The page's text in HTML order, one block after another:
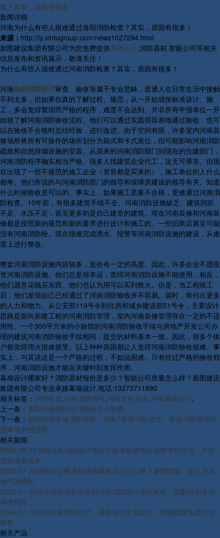
查？其实，原因有很多！
新闻详细
河南为什么有些人很难通过洛阳消防检查？其实，原因有很多！
来源： http://ly.xintugroup.com/news1027294.html
新图建设集团有限公司为您免费提供幕墙设计,消防器材,智能公司等相关
信息发布和资讯展示，敬请关注！
为什么有些人很难通过河南消防检查？其实，原因有很多！
河南洛阳消防设计审查、验收等属于专业范畴，普通人在日常生活中接触
不到太多，但如果你真的了解过程、规范，从一开始就按标准设计、施
工，多会觉得繁琐而严格的程序，难度不会达到。并非所有申报单位一开
始就了解河南消防验收流程。他们可以通过实践很容易地通过验收，也可
以在验收不合格时总结经验，进行改进。由于空间有限，许多室内河南装
修场所将所有可操作的场所划分为箱式和卡式座位，但可能影响河南消防
疏散和自然排烟设施的安装。从原来的河南消防部门到现在的住建部门，
河南消防程序确实相当严格。很多人找建筑企业代工，这无可厚非。但现
在出现了一些不规范的施工企业（资质都是买来的），施工单位的人什么
都夸。他们所说的与河南消防部门的领导和保障房建设的领导有关。知道
什么时候验收是可以的。事实上，如果施工质量不合格，更难通过河南消
防检查。10年前，有很多建筑手续不全、河南消防设施缺乏、建筑间距
不足、水压不足，甚至更多的是自己建造的建筑。现在河南装修和河南装
修都是按照新的规范和新的要求进行设计和施工的。一些旧商店甚至可能
没有河南消防栓。现在很难完成洒水、报警等河南消防设施的建设，从难
度上进行整改。
整套河南消防设施内容较多，造价有一定的高度。因此，许多企业不愿投
资河南消防设施。他们总是很幸运，觉得河南消防设施不能使用。相反，
他们愿意花钱买东西。他们也认为用可以买到救火。但是，当工程竣工
后，他们发现自己已经通过了河南消防验收并不容易。届时，将付出更多
的人力和物力。从公安部119号令到住房和城乡建设部51号令，主要设计
思路是面向新建工程的河南消防管理，室内河南装修管理存在一定的不适
用性。一个300平方米的小旅馆的河南消防验收手续与房地产开发公司办
理的建筑河南消防验收手续相同，提交的材料基本一致。因此，很多个体
户都觉得用火很难接受。以上种种原因都让人觉得河南消防验收很难。事
实上，与其说这是一个严格的过程，不如说困难。只有经过严格的验收程
序，河南消防设施才能在关键时刻发挥作用。
幕墙设计哪家好？消防器材报价是多少？智能公司质量怎么样？新图建设
集团有限公司专业承接幕墙设计,电话:13273711890
相关标签： 消防检查,河南消防图审,河南造价咨询,河南幕墙设计,
上一条： 洛阳河南消防设计图纸怎么收费
下一条： 洛阳河南装修消防报审：河南?装修消防改造、装修消防报审注
意事项申报流程
相关新闻
2026-08-03洛阳河南消防设计项目河南造价咨询全流程管控方法，严控
变更增量成本
2026-07-29河南办公楼洛阳河南幕墙设计怎么做？兼顾节能、防火与本
地气候适配
2026-07-24河南商业综合体洛阳河南消防设计要点解析，适配河南本地
审图规范
2026-07-19洛阳河南消防设计、幕墙设计常见疑问，新图建设集团为你
解答
相关产品